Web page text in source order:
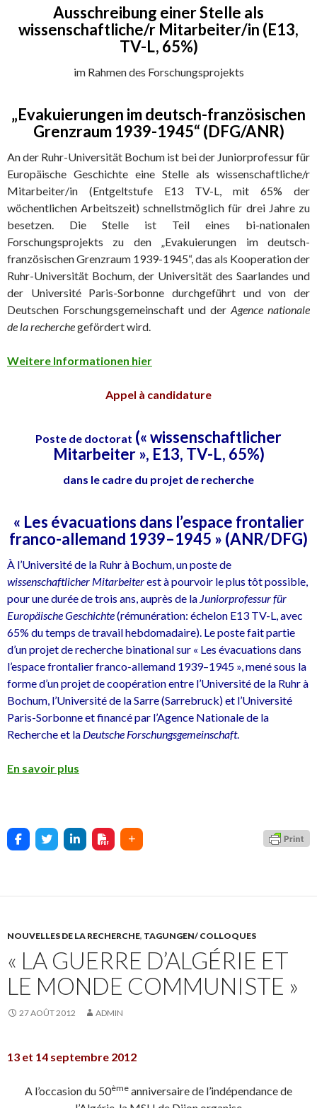
Ausschreibung einer Stelle als
wissenschaftliche/r Mitarbeiter/in (E13,
TV-L, 65%)
im Rahmen des Forschungsprojekts
„Evakuierungen im deutsch-französischen
Grenzraum 1939-1945“ (DFG/ANR)
An der Ruhr-Universität Bochum ist bei der Juniorprofessur für
Europäische Geschichte eine Stelle als wissenschaftliche/r
Mitarbeiter/in (Entgeltstufe E13 TV-L, mit 65% der
wöchentlichen Arbeitszeit) schnellstmöglich für drei Jahre zu
besetzen. Die Stelle ist Teil eines bi-nationalen
Forschungsprojekts zu den „Evakuierungen im deutsch-
französischen Grenzraum 1939-1945“, das als Kooperation der
Ruhr-Universität Bochum, der Universität des Saarlandes und
der Université Paris-Sorbonne durchgeführt und von der
Deutschen Forschungsgemeinschaft und der Agence nationale
de la recherchegefördert wird.
Weitere Informationen hier
Appel à candidature
Poste de doctorat (« wissenschaftlicher
Mitarbeiter », E13, TV-L, 65%)
dans le cadre du projet de recherche
« Les évacuations dans l’espace frontalier
franco-allemand 1939–1945 » (ANR/DFG)
À l’Université de la Ruhr à Bochum, un poste de
wissenschaftlicher Mitarbeiterest à pourvoir le plus tôt possible,
pour une durée de trois ans, auprès de la Juniorprofessur für
Europäische Geschichte(rémunération: échelon E13 TV-L, avec
65% du temps de travail hebdomadaire). Le poste fait partie
d’un projet de recherche binational sur « Les évacuations dans
l’espace frontalier franco-allemand 1939–1945 », mené sous la
forme d’un projet de coopération entre l’Université de la Ruhr à
Bochum, l’Université de la Sarre (Sarrebruck) et l’Université
Paris-Sorbonne et financé par l’Agence Nationale de la
Recherche et la Deutsche Forschungsgemeinschaft.
En savoir plus
NOUVELLES DE LA RECHERCHE, TAGUNGEN/ COLLOQUES
« LA GUERRE D’ALGÉRIE ET
LE MONDE COMMUNISTE »
27 AOÛT 2012 ADMIN
13 et 14 septembre 2012
A l’occasion du 50ème anniversaire de l’indépendance de